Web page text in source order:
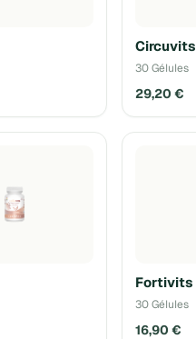
Circuvits
30 Gélules
29,20 €
Fortivits
30 Gélules
16,90 €